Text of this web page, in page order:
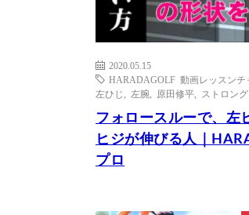
2020.05.15
HARADAGOLF 動画レッスンチ
左ひじ
左腕 原田修平 ストロン
フォロースルーで、左
ヒジが伸びる人｜
プロ